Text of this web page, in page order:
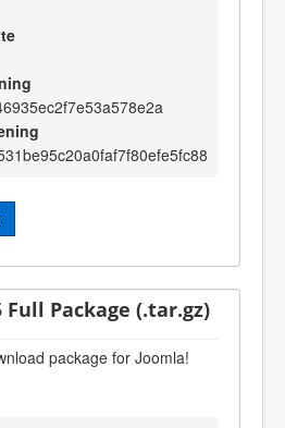
Full Package (.tar.gz)
package for Joomla!